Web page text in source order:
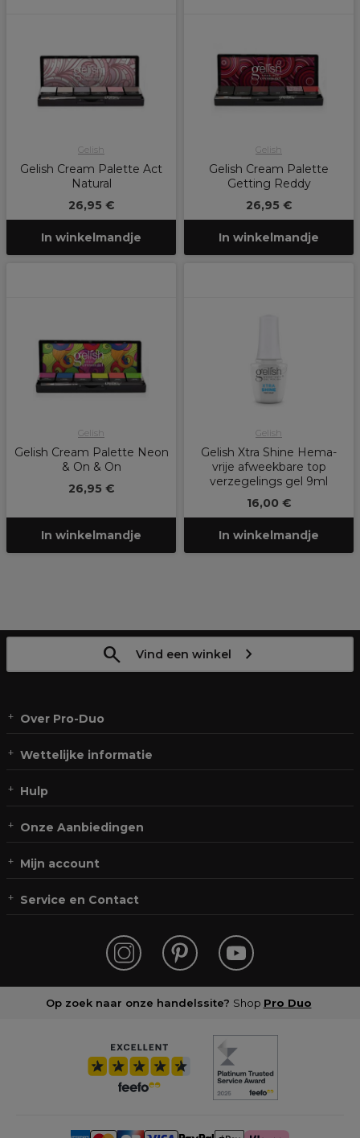
Gelish
Gelish Cream Palette Act
Natural
26,95 €
In winkelmandje
Gelish
Gelish Cream Palette
Getting Reddy
26,95 €
In winkelmandje
Gelish
Gelish Cream Palette Neon
& On & On
26,95 €
In winkelmandje
Gelish
Gelish Xtra Shine Hema-
vrije afweekbare top
verzegelings gel 9ml
16,00 €
In winkelmandje
Vind een winkel
Over Pro-Duo
Wettelijke informatie
Hulp
Onze Aanbiedingen
Mijn account
Service en Contact
Op zoek naar onze handelssite? Shop Pro Duo